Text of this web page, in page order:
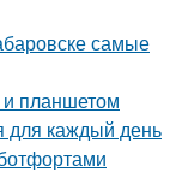
самые
планшетом
для каждый день